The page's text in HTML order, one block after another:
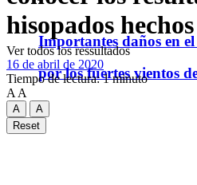
Importantes daños en
por los fuertes vientos
Ver todos los ressultados
hisopados
16 de abril de 2020
Tiempo de lectura: 1 minuto
A A
A
A
Reset